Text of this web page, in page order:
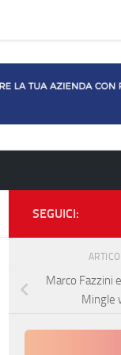
SEGUICI:
Marco Fazzini
Mingle